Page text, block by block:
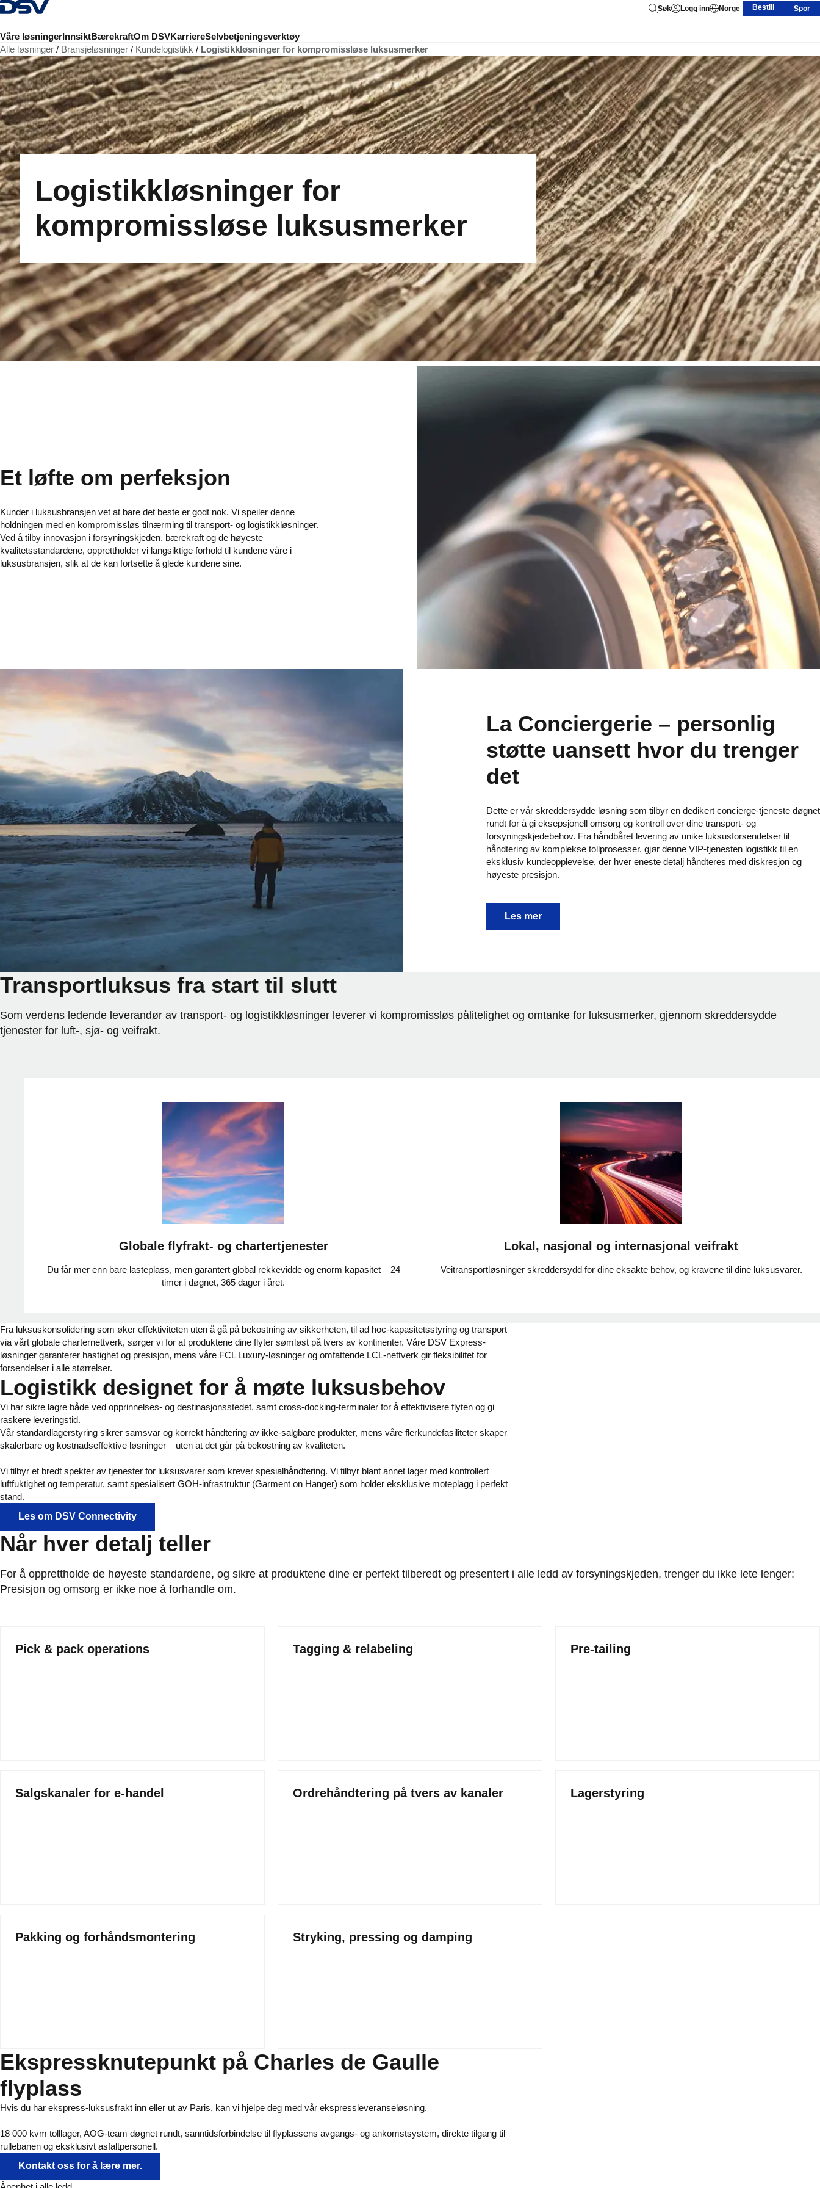
Tilbake til hjemmesiden
Våre løsningerInnsiktBærekraftOm DSVKarriereSelvbetjeningsverktøy
Søk Logg inn Norge Bestill Spor
Alle løsninger Bransjeløsninger Kundelogistikk Logistikkløsninger for kompromissløse luksusmerker
Logistikkløsninger for
kompromissløse luksusmerker
Et løfte om perfeksjon
Kunder i luksusbransjen vet at bare det beste er godt nok. Vi speiler denne
holdningen med en kompromissløs tilnærming til transport- og logistikkløsninger.
Ved å tilby innovasjon i forsyningskjeden, bærekraft og de høyeste
kvalitetsstandardene, opprettholder vi langsiktige forhold til kundene våre i
luksusbransjen, slik at de kan fortsette å glede kundene sine.
La Conciergerie – personlig
støtte uansett hvor du trenger
det
Dette er vår skreddersydde løsning som tilbyr en dedikert concierge-tjeneste døgnet
rundt for å gi eksepsjonell omsorg og kontroll over dine transport- og
forsyningskjedebehov. Fra håndbåret levering av unike luksusforsendelser til
håndtering av komplekse tollprosesser, gjør denne VIP-tjenesten logistikk til en
eksklusiv kundeopplevelse, der hver eneste detalj håndteres med diskresjon og
høyeste presisjon.
La Conciergerie – personlig støtte uansett hvor du trenger det
Les mer
Transportluksus fra start til slutt
Som verdens ledende leverandør av transport- og logistikkløsninger leverer vi kompromissløs pålitelighet og omtanke for luksusmerker, gjennom skreddersydde
tjenester for luft-, sjø- og veifrakt.
Globale flyfrakt- og chartertjenester
Du får mer enn bare lasteplass, men garantert global rekkevidde og enorm kapasitet – 24
timer i døgnet, 365 dager i året.
Lokal, nasjonal og internasjonal veifrakt
Veitransportløsninger skreddersydd for dine eksakte behov, og kravene til dine luksusvarer.
Fra luksuskonsolidering som øker effektiviteten uten å gå på bekostning av sikkerheten, til ad hoc-kapasitetsstyring og transport
via vårt globale charternettverk, sørger vi for at produktene dine flyter sømløst på tvers av kontinenter. Våre DSV Express-
løsninger garanterer hastighet og presisjon, mens våre FCL Luxury-løsninger og omfattende LCL-nettverk gir fleksibilitet for
forsendelser i alle størrelser.
Logistikk designet for å møte luksusbehov
Vi har sikre lagre både ved opprinnelses- og destinasjonsstedet, samt cross-docking-terminaler for å effektivisere flyten og gi
raskere leveringstid.
Vår standardlagerstyring sikrer samsvar og korrekt håndtering av ikke-salgbare produkter, mens våre flerkundefasiliteter skaper
skalerbare og kostnadseffektive løsninger – uten at det går på bekostning av kvaliteten.
Vi tilbyr et bredt spekter av tjenester for luksusvarer som krever spesialhåndtering. Vi tilbyr blant annet lager med kontrollert
luftfuktighet og temperatur, samt spesialisert GOH-infrastruktur (Garment on Hanger) som holder eksklusive moteplagg i perfekt
stand.
Les om DSV Connectivity
Når hver detalj teller
For å opprettholde de høyeste standardene, og sikre at produktene dine er perfekt tilberedt og presentert i alle ledd av forsyningskjeden, trenger du ikke lete lenger:
Presisjon og omsorg er ikke noe å forhandle om.
Pick & pack operations Tagging & relabeling Pre-tailing
Salgskanaler for e-handel Ordrehåndtering på tvers av kanaler Lagerstyring
Pakking og forhåndsmontering Stryking, pressing og damping
Ekspressknutepunkt på Charles de Gaulle
flyplass
Hvis du har ekspress-luksusfrakt inn eller ut av Paris, kan vi hjelpe deg med vår ekspressleveranseløsning.
18 000 kvm tolllager, AOG-team døgnet rundt, sanntidsforbindelse til flyplassens avgangs- og ankomstsystem, direkte tilgang til
rullebanen og eksklusivt asfaltpersonell.
Kontakt oss for å lære mer.